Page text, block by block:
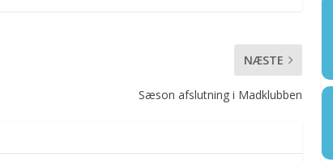
NÆSTE
Sæson afslutning i Madklubben